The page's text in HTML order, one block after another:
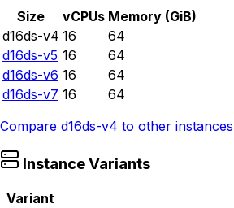
Size vCPUs Memory (GiB)
d16ds-v4 16
64
d16ds-v5 16
64
d16ds-v6 16
64
d16ds-v7 16
64
Compare d16ds-v4 to other instances
Instance Variants
Variant